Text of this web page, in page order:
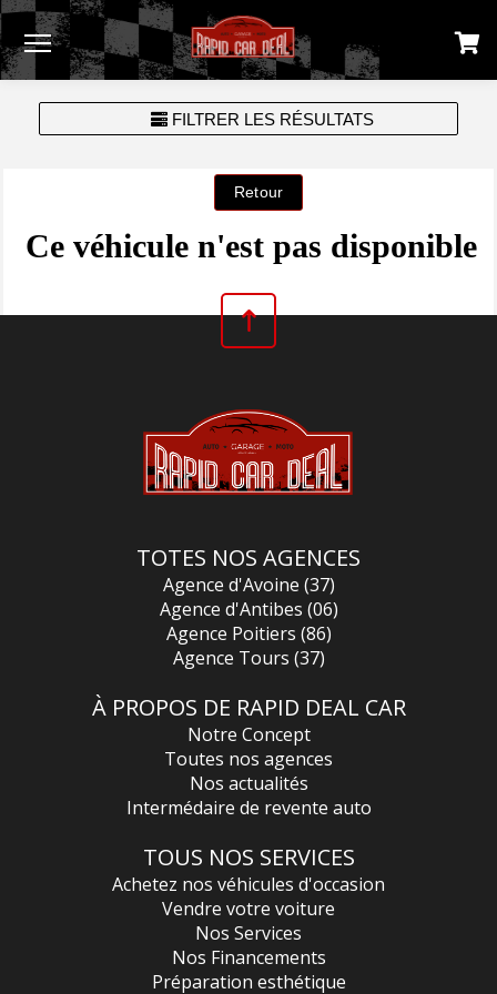
Menu
FILTRER LES RÉSULTATS
Ce véhicule n'est pas disponible
TOTES NOS AGENCES
Agence d'Avoine (37)
Agence d'Antibes (06)
Agence Poitiers (86)
Agence Tours (37)
À PROPOS DE RAPID DEAL CAR
Notre Concept
Toutes nos agences
Nos actualités
Intermédaire de revente auto
TOUS NOS SERVICES
Achetez nos véhicules d'occasion
Vendre votre voiture
Nos Services
Nos Financements
Préparation esthétique